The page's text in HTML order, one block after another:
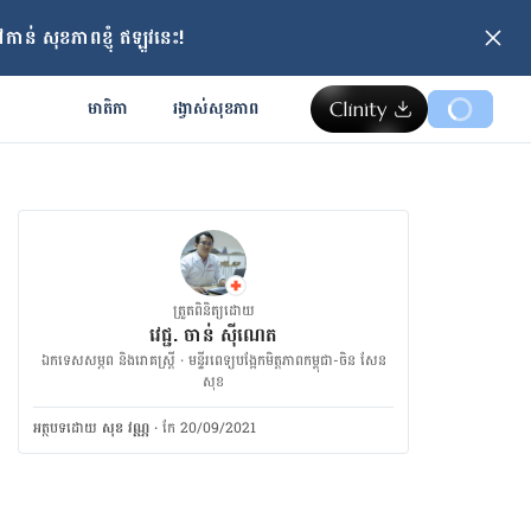
ន់ សុខភាពខ្ញុំ ឥឡូវនេះ!
មាតិកា រង្វាស់​សុខភាព
ត្រួតពិនិត្យដោយ
វេជ្ជ. ចាន់ ស៊ីណេត
ឯកទេសសម្ភព និងរោគស្ត្រី · ម​ន្ទីរពេទ្យបង្អែកមិត្តភាពកម្ពុជា-ចិន សែន
សុខ
អត្ថបទ​ដោយ សុខ វណ្ណ ·កែ 20/09/2021